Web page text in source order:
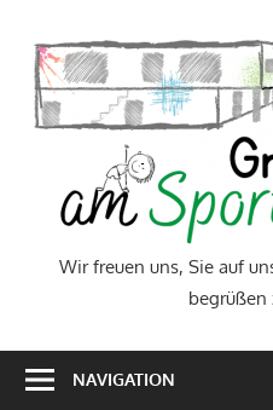
Inhalt
springen
Wir freuen uns, Sie auf
begrüßen
NAVIGATION